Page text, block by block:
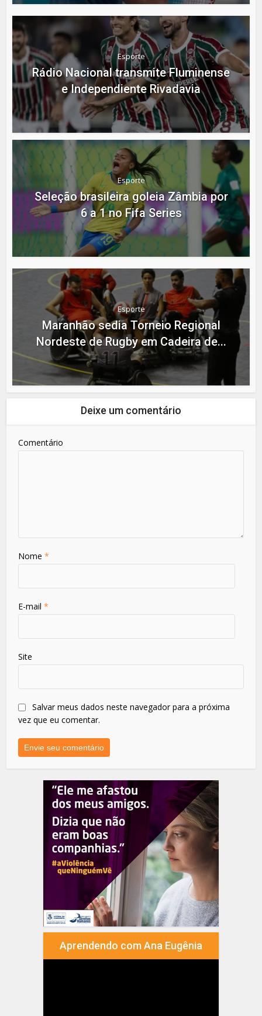
Esporte
Rádio Nacional transmite Fluminense
e Independiente Rivadavia
Esporte
Seleção brasileira goleia Zâmbia por
6 a 1 no Fifa Series
Esporte
Maranhão sedia Torneio Regional
Nordeste de Rugby em Cadeira de...
Deixe um comentário
Comentário
Nome*
E-mail*
Site
Salvar meus dados neste navegador para a próxima
vez que eu comentar.
Aprendendo com Ana Eugênia